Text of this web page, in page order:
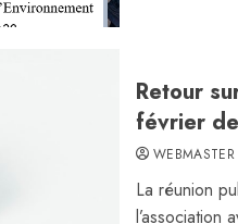
Retour
février
WEBMASTER
La réunion
l’association